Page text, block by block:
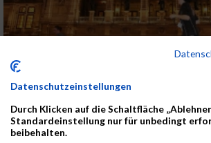
Datenschutzeinstellungen
Durch Klicken auf die Schaltfläche
Standardeinstellung nur für unbedingt
beibehalten.